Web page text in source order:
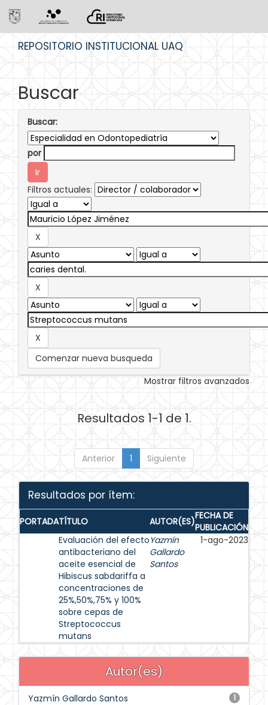
REPOSITORIO INSTITUCIONAL UAQ
Buscar
Buscar:
por
Filtros actuales:
Comenzar nueva busqueda
Mostrar filtros avanzados
Resultados 1-1 de 1.
Anterior 1 Siguiente
Resultados por ítem:
PORTADATÍTULO AUTOR(ES)FECHA DE
PUBLICACIÓN
Evaluación del efecto
antibacteriano del
aceite esencial de
Hibiscus sabdariffa a
concentraciones de
25%,50%,75% y 100%
sobre cepas de
Streptococcus
mutans
Yazmín
Gallardo
Santos
1-ago-2023
Autor(es)
1
Yazmín Gallardo Santos